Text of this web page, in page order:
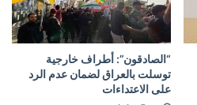
“الصادقون”: أطراف خارجية
توسلت بالعراق لضمان عدم الرد
على الاعتداءات